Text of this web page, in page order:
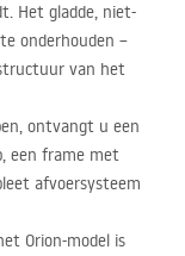
Het gladde, niet-
onderhouden –
van het
ontvangt u een
een frame met
afvoersysteem
Orion-model is